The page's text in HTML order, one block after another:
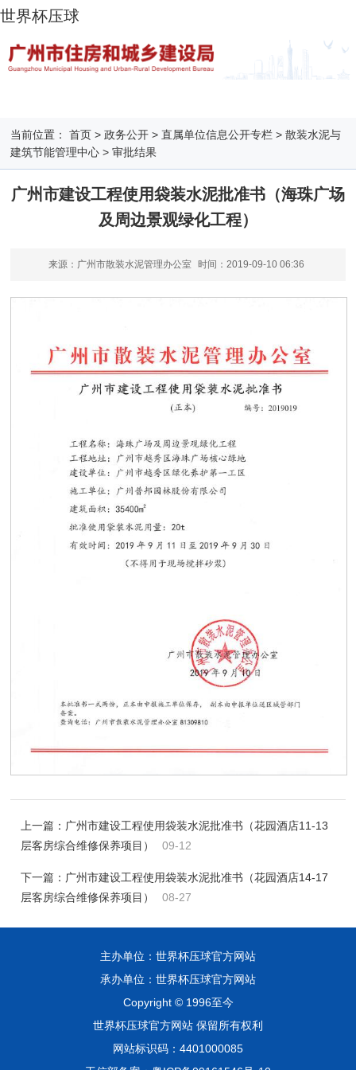
世界杯压球
当前位置： 首页 >政务公开 >直属单位信息公开专栏 >散装水泥与
建筑节能管理中心 >审批结果
广州市建设工程使用袋装水泥批准书（海珠广场
及周边景观绿化工程）
来源：广州市散装水泥管理办公室 时间： 2019-09-10 06:36
上一篇： 广州市建设工程使用袋装水泥批准书（花园酒店11-13
层客房综合维修保养项目）
09-12
下一篇： 广州市建设工程使用袋装水泥批准书（花园酒店14-17
层客房综合维修保养项目）
08-27
主办单位：世界杯压球官方网站
承办单位：世界杯压球官方网站
Copyright © 1996至今
世界杯压球官方网站 保留所有权利
网站标识码：4401000085